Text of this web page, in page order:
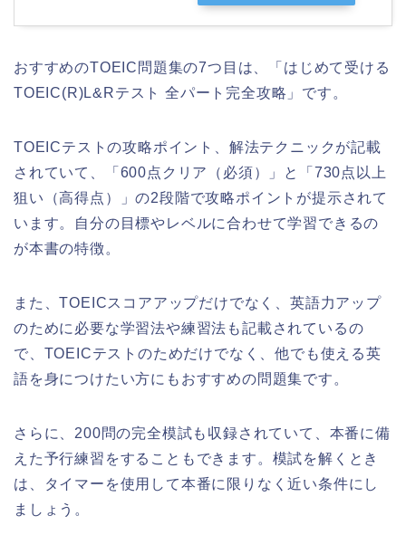
おすすめのTOEIC問題集の7つ目は、「はじめて受ける
TOEIC(R)L&Rテスト 全パート完全攻略」です。
TOEICテストの攻略ポイント、解法テクニックが記載
されていて、「600点クリア（必須）」と「730点以上
狙い（高得点）」の2段階で攻略ポイントが提示されて
います。自分の目標やレベルに合わせて学習できるの
が本書の特徴。
また、TOEICスコアアップだけでなく、英語力アップ
のために必要な学習法や練習法も記載されているの
で、TOEICテストのためだけでなく、他でも使える英
語を身につけたい方にもおすすめの問題集です。
さらに、200問の完全模試も収録されていて、本番に備
えた予行練習をすることもできます。模試を解くとき
は、タイマーを使用して本番に限りなく近い条件にし
ましょう。